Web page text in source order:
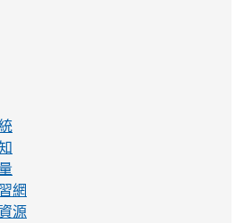
網
源